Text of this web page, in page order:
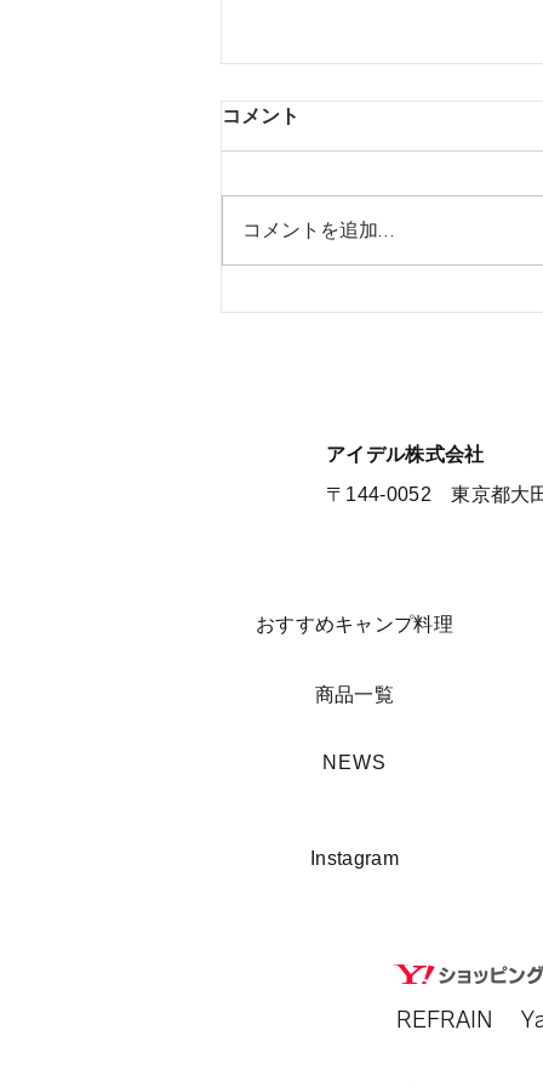
コメント
コメントを追加…
​アイデル株式会社
〒144-0052 東京都大
​おすすめキャンプ料理
​商品一覧
​NEWS
​Instagram
REFRAIN​